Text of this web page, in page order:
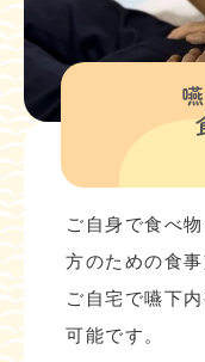
ご自身で食べ
方のための食
ご自宅で嚥下
可能です。